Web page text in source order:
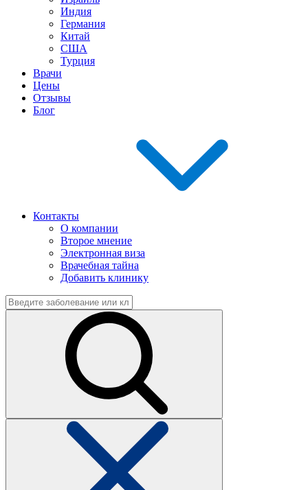
Индия
Германия
Китай
США
Турция
Врачи
Цены
Отзывы
Блог
Контакты
О компании
Второе мнение
Электронная виза
Врачебная тайна
Добавить клинику